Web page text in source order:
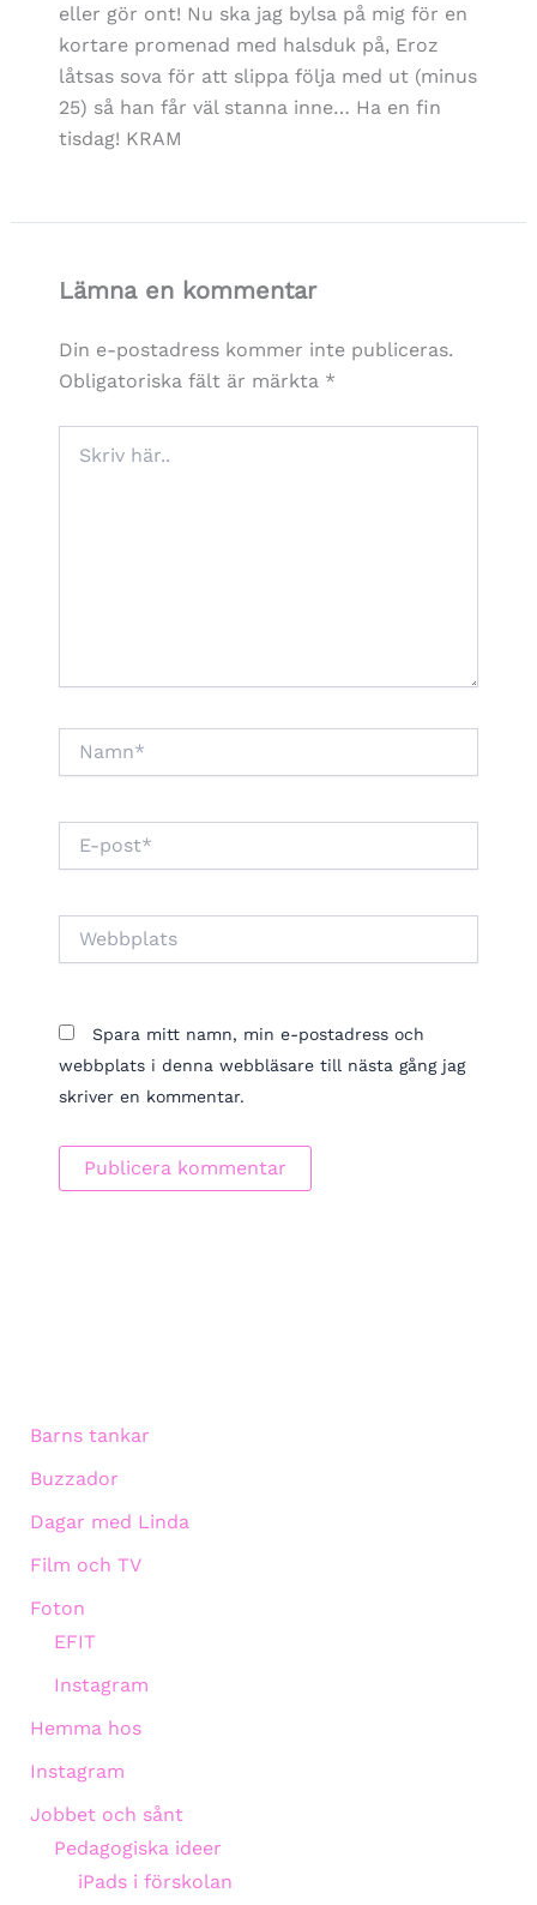
eller gör ont! Nu ska jag bylsa på mig för en
kortare promenad med halsduk på, Eroz
låtsas sova för att slippa följa med ut (minus
25) så han får väl stanna inne… Ha en fin
tisdag! KRAM
Lämna en kommentar
Din e-postadress kommer inte publiceras.
Obligatoriska fält är märkta *
här..
post*
Spara mitt namn, min e-postadress och
webbplats i denna webbläsare till nästa gång jag
skriver en kommentar.
Barns tankar
Buzzador
Dagar med Linda
Film och TV
Foton
EFIT
Instagram
Hemma hos
Instagram
Jobbet och sånt
Pedagogiska ideer
iPads i förskolan